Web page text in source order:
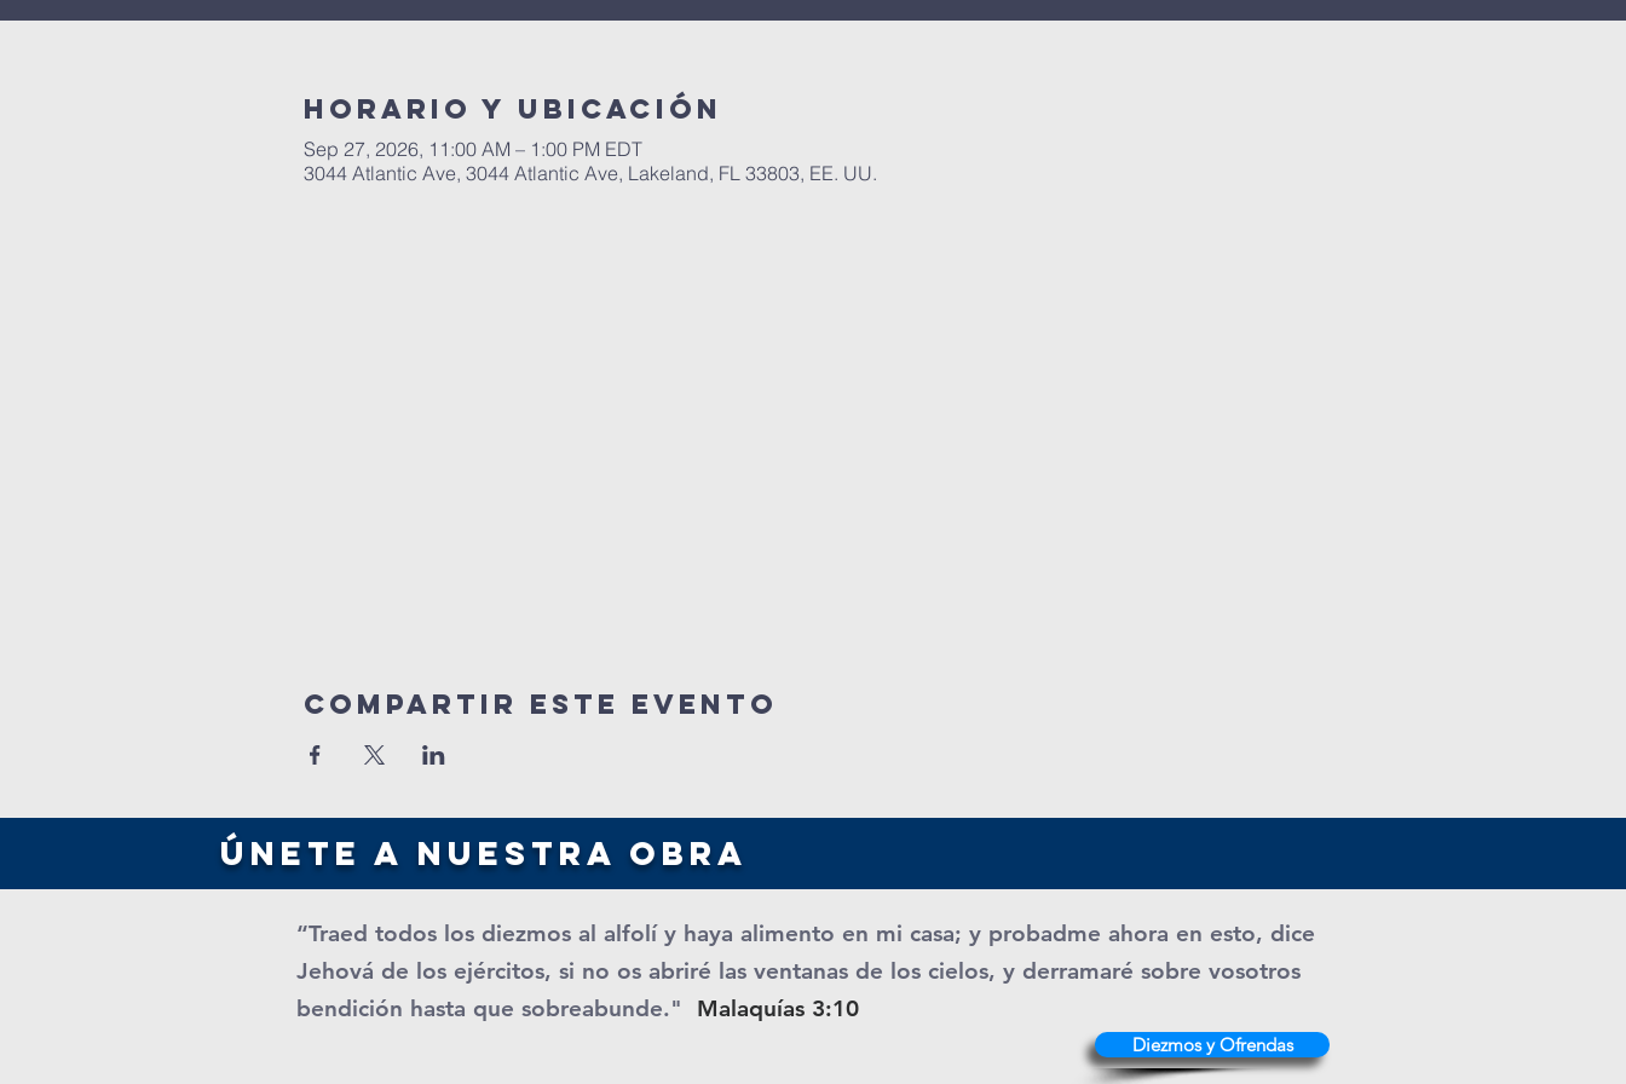
Horario y ubicación
Sep 27, 2026, 11:00 AM – 1:00 PM EDT
3044 Atlantic Ave, 3044 Atlantic Ave, Lakeland, FL 33803, EE. UU.
Compartir este evento
únete a nuestra obra
“Traed todos los diezmos al alfolí y haya alimento en mi casa; y probadme ahora en esto, dice
Jehová de los ejércitos, si no os abriré las ventanas de los cielos, y derramaré sobre vosotros
bendición hasta que sobreabunde."
Malaquías 3:10
Diezmos y Ofrendas